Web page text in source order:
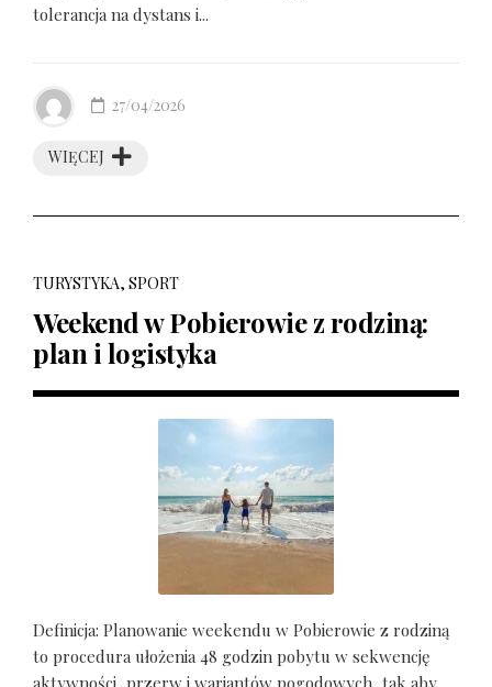
tolerancja na dystans i...
WIĘCEJ
27/04/2026
TURYSTYKA, SPORT
Weekend w Pobierowie z rodziną:
plan i logistyka
Definicja: Planowanie weekendu w Pobierowie z rodziną
to procedura ułożenia 48 godzin pobytu w sekwencję
aktywności, przerw i wariantów pogodowych, tak aby